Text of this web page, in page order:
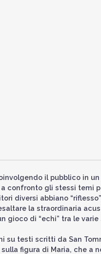
il pubblico in un
confronto gli stessi temi
diversi abbiano
la straordinaria
gioco di “echi” tra le varie
su testi scritti da San
figura di Maria, che a